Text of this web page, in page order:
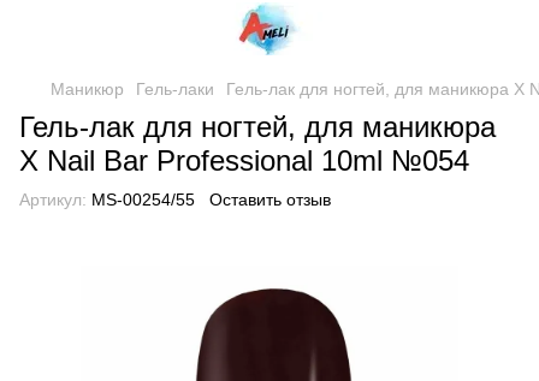
Маникюр Гель-лаки Гель-лак для ногтей, для маникюра
Гель-лак для ногтей, для маникюра
X Nail Bar Professional 10ml №054
Артикул: MS-00254/55 Оставить отзыв